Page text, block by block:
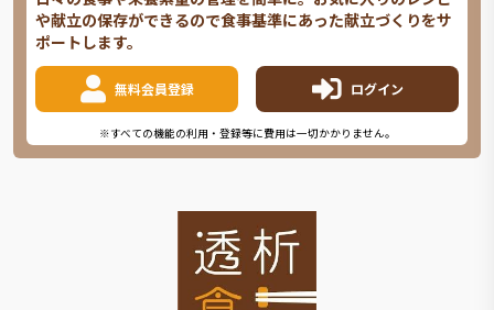
や献立の保存ができるので食事基準にあった献立づくりをサ
ポートします。
無料会員登録 ログイン
※すべての機能の利用・登録等に費用は一切かかりません。